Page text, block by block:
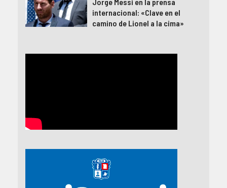
Jorge Messi en la prensa
internacional: «Clave en el
camino de Lionel a la cima»